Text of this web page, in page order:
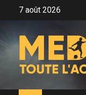
7 août 2026